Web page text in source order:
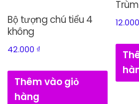
Bộ tượng chú tiểu 4
không
42.000 ₫
Thêm vào giỏ
hàng
12.000